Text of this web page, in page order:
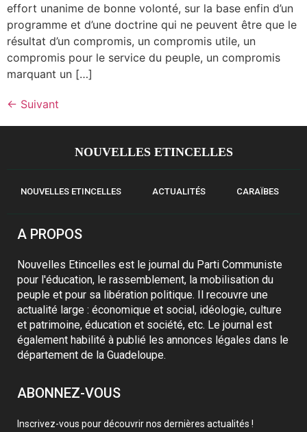
effort unanime de bonne volonté, sur la base enfin d’un
programme et d’une doctrine qui ne peuvent être que le
résultat d’un compromis, un compromis utile, un
compromis pour le service du peuple, un compromis
marquant un […]
← Suivant
NOUVELLES ETINCELLES
NOUVELLES ETINCELLES ACTUALITÉS CARAÏBES
A PROPOS
Nouvelles Etincelles est le journal du Parti Communiste
pour l'éducation, le rassemblement, la mobilisation du
peuple et pour sa libération politique. Il recouvre une
actualité large : économique et social, idéologie, culture
et patrimoine, éducation et société, etc. Le journal est
également habilité à publié les annonces légales dans le
département de la Guadeloupe.
ABONNEZ-VOUS
Inscrivez-vous pour découvrir nos dernières actualités !